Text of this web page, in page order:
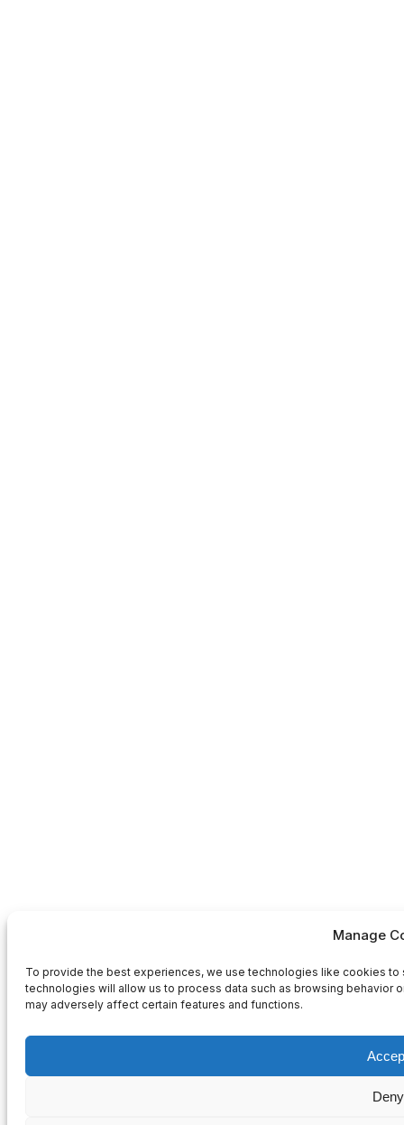
Manage
To provide the best experiences, we use technologies like cookies
technologies will allow us to process data such as browsing behavior
may adversely affect certain features and functions.
Deny